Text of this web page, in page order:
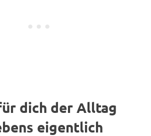
dich der Alltag
eigentlich